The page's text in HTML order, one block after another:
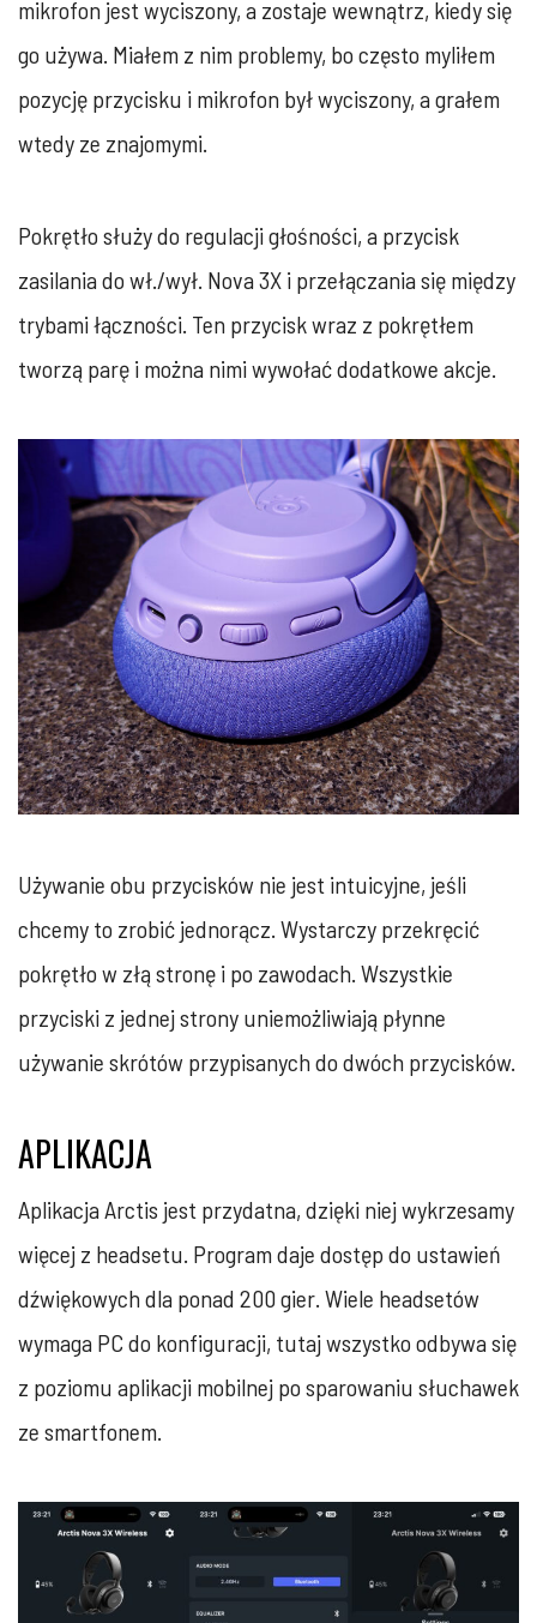
mikrofon jest wyciszony, a zostaje wewnątrz, kiedy się
go używa. Miałem z nim problemy, bo często myliłem
pozycję przycisku i mikrofon był wyciszony, a grałem
wtedy ze znajomymi.
Pokrętło służy do regulacji głośności, a przycisk
zasilania do wł./wył. Nova 3X i przełączania się między
trybami łączności. Ten przycisk wraz z pokrętłem
tworzą parę i można nimi wywołać dodatkowe akcje.
Używanie obu przycisków nie jest intuicyjne, jeśli
chcemy to zrobić jednorącz. Wystarczy przekręcić
pokrętło w złą stronę i po zawodach. Wszystkie
przyciski z jednej strony uniemożliwiają płynne
używanie skrótów przypisanych do dwóch przycisków.
APLIKACJA
Aplikacja Arctis jest przydatna, dzięki niej wykrzesamy
więcej z headsetu. Program daje dostęp do ustawień
dźwiękowych dla ponad 200 gier. Wiele headsetów
wymaga PC do konfiguracji, tutaj wszystko odbywa się
z poziomu aplikacji mobilnej po sparowaniu słuchawek
ze smartfonem.